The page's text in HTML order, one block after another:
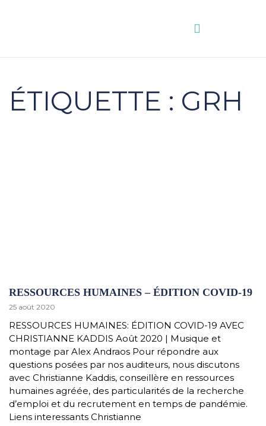
ÉTIQUETTE : GRH
RESSOURCES HUMAINES – ÉDITION COVID-19
25 août 2020
RESSOURCES HUMAINES: ÉDITION COVID-19 AVEC
CHRISTIANNE KADDIS Août 2020 | Musique et
montage par Alex Andraos Pour répondre aux
questions posées par nos auditeurs, nous discutons
avec Christianne Kaddis, conseillère en ressources
humaines agréée, des particularités de la recherche
d’emploi et du recrutement en temps de pandémie.
Liens interessants Christianne